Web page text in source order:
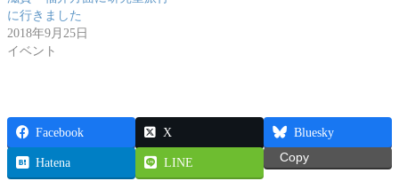
に行きました
2018年9月25日
イベント
Facebook X Bluesky
Hatena LINE Copy